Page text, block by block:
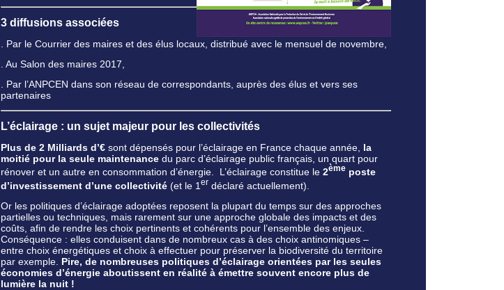
3 diffusions associées
. Par le Courrier des maires et des élus locaux, distribué avec le mensuel de novembre,
. Au Salon des maires 2017,
. Par l’ANPCEN dans son réseau de correspondants, auprès des élus et vers ses
partenaires
L’éclairage : un sujet majeur pour les collectivités
Plus de 2 Milliards d’€ sont dépensés pour l’éclairage en France chaque année, la
moitié pour la seule maintenance du parc d’éclairage public français, un quart pour
rénover et un autre en consommation d’énergie. L’éclairage constitue le 2ème poste
d’investissement d’une collectivité (et le 1 er déclaré actuellement).
Or les politiques d’éclairage adoptées reposent la plupart du temps sur des approches
partielles ou techniques, mais rarement sur une approche globale des impacts et des
coûts, afin de rendre les choix pertinents et cohérents pour l’ensemble des enjeux.
Conséquence : elles conduisent dans de nombreux cas à des choix antinomiques –
entre choix énergétiques et choix à effectuer pour préserver la biodiversité du territoire
par exemple. Pire, de nombreuses politiques d’éclairage orientées par les seules
économies d’énergie aboutissent en réalité à émettre souvent encore plus de
lumière la nuit !